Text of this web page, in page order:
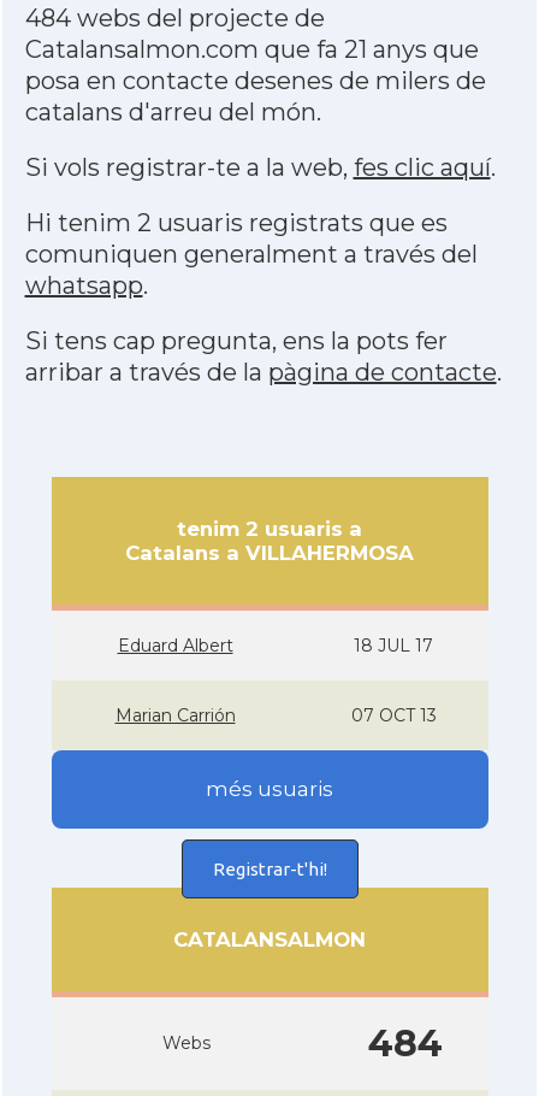
484 webs del projecte de
Catalansalmon.com que fa 21 anys que
posa en contacte desenes de milers de
catalans d'arreu del món.
Si vols registrar-te a la web, fes clic aquí.
Hi tenim 2 usuaris registrats que es
comuniquen generalment a través del
whatsapp.
Si tens cap pregunta, ens la pots fer
arribar a través de la pàgina de contacte.
tenim 2 usuaris a
Catalans a VILLAHERMOSA
Eduard Albert 18 JUL 17
Marian Carrión 07 OCT 13
més usuaris
Registrar-t'hi!
CATALANSALMON
Webs 484